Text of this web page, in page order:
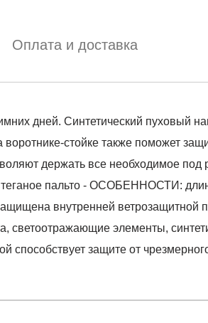
Оплата и доставка
дней. Синтетический пуховый
стойке также поможет
держать все необходимое под
пальто - ОСОБЕННОСТИ:
внутренней ветрозащитной
светоотражающие элементы,
способствует защите от